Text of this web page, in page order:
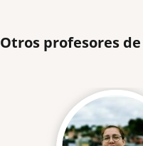
Otros profesores